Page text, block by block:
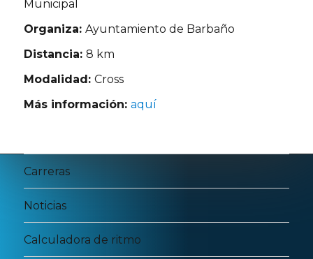
Municipal
Organiza:Ayuntamiento de Barbaño
Distancia:8 km
Modalidad:Cross
Más información:aquí
Carreras
Noticias
Calculadora de ritmo